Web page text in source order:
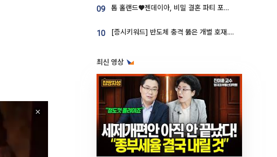
09 톰 홀랜드♥젠데이아, 비밀 결혼 파티 포착⋯호텔 대관비만 9억
10 [증시키워드] 반도체 충격 뚫은 개별 호재...포스코퓨처엠·에코프로·한화솔루션 '눈길'
최신 영상